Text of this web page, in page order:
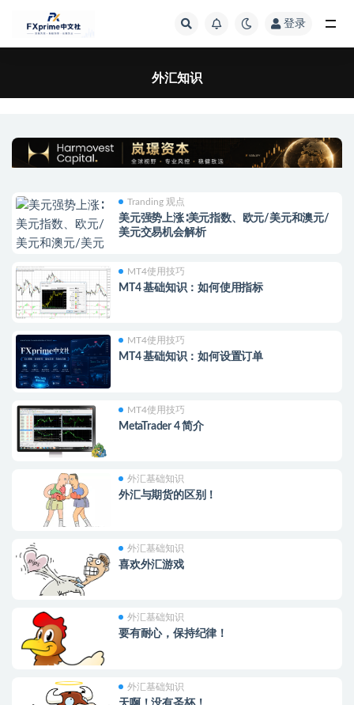
登录
外汇知识
Tranding 观点
美元强势上涨∶美元指数、欧元/美元和澳元/
美元交易机会解析
MT4使用技巧
MT4 基础知识：如何使用指标
MT4使用技巧
MT4 基础知识：如何设置订单
MT4使用技巧
MetaTrader 4 简介
外汇基础知识
外汇与期货的区别！
外汇基础知识
喜欢外汇游戏
外汇基础知识
要有耐心，保持纪律！
外汇基础知识